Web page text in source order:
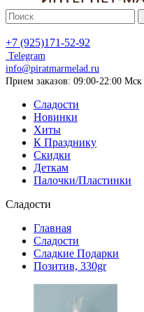
+7 (925)171-52-92
Telegram
info@piratmarmelad.ru
Прием заказов: 09:00-22:00 Мск
Сладости
Новинки
Хиты
К Празднику
Скидки
Деткам
Палочки/Пластинки
Сладости
Главная
Сладости
Сладкие Подарки
Позитив, 330gr